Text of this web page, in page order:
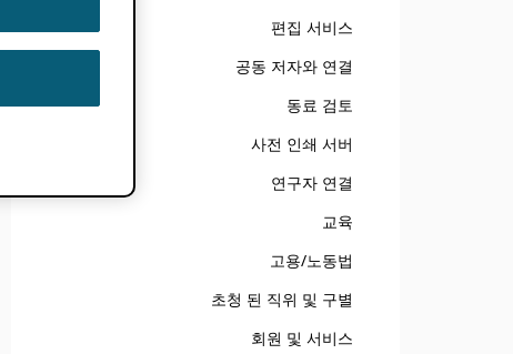
편집 서비스
공동 저자와 연결
동료 검토
사전 인쇄 서버
연구자 연결
교육
고용/노동법
초청 된 직위 및 구별
회원 및 서비스